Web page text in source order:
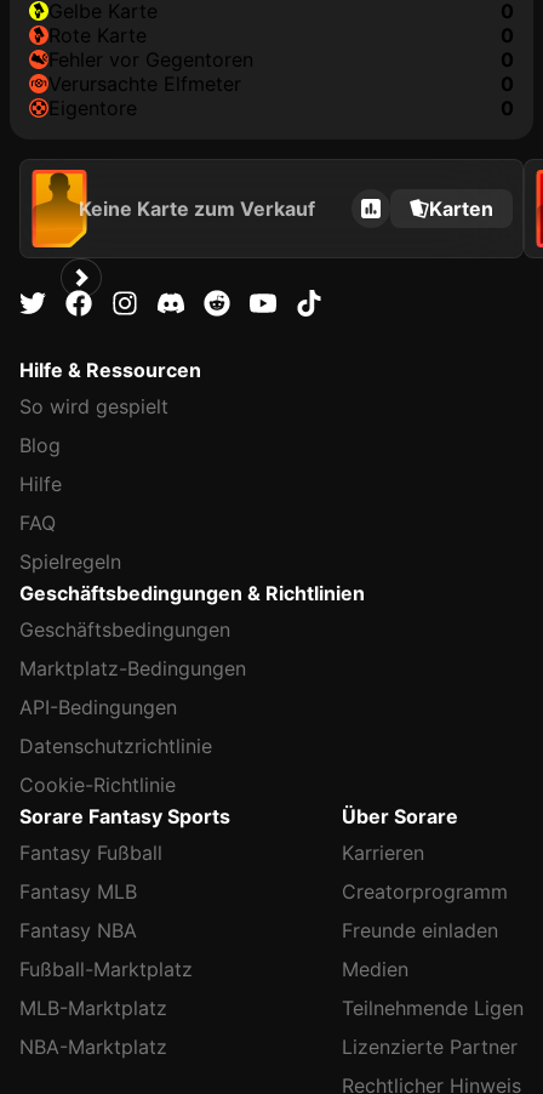
gelbe Karte
0
rote Karte
0
Fehler vor Gegentoren
0
Verursachte Elfmeter
0
Eigentore
0
Keine Karte zum Verkauf Karten
Hilfe & Ressourcen
So wird gespielt
Blog
Hilfe
FAQ
Spielregeln
Geschäftsbedingungen & Richtlinien
Geschäftsbedingungen
Marktplatz-Bedingungen
API-Bedingungen
Datenschutzrichtlinie
Cookie-Richtlinie
Sorare Fantasy Sports
Fantasy Fußball
Fantasy MLB
Fantasy NBA
Fußball-Marktplatz
MLB-Marktplatz
NBA-Marktplatz
Über Sorare
Karrieren
Creatorprogramm
Freunde einladen
Medien
Teilnehmende Ligen
Lizenzierte Partner
Rechtlicher Hinweis